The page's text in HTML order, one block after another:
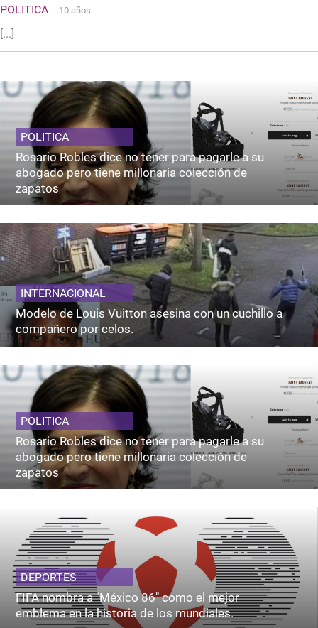
POLITICA 10 años
[...]
POLITICA
Rosario Robles dice no tener para pagarle a su
abogado pero tiene millonaria colección de
zapatos
INTERNACIONAL
Modelo de Louis Vuitton asesina con un cuchillo a
compañero por celos.
POLITICA
Rosario Robles dice no tener para pagarle a su
abogado pero tiene millonaria colección de
zapatos
DEPORTES
FIFA nombra a "México 86" como el mejor
emblema en la historia de los mundiales.